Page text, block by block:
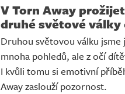
V Torn Away
druhé světové
Druhou světovou válku jsme
mnoha pohledů, ale z očí
I kvůli tomu si emotivní
Away zaslouží pozornost.